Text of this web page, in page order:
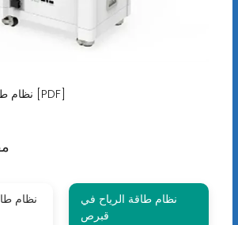
نظام طاقة الرياح التكميلي [PDF]
نظام
نظام طاقة الرياح في
قبرص